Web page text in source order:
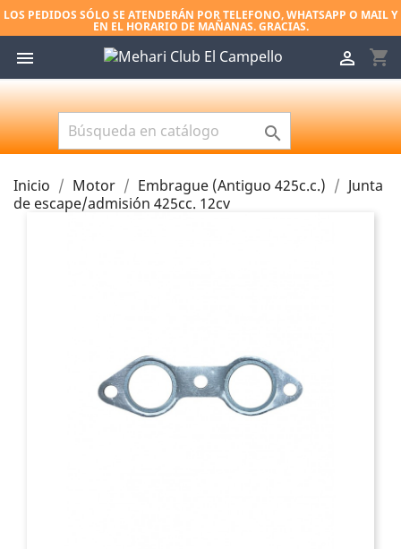
LOS PEDIDOS SÓLO SE ATENDERÁN POR TELEFONO, WHATSAPP O MAIL Y
EN EL HORARIO DE MAÑANAS. GRACIAS.
 shopping_cart


Inicio Motor Embrague (Antiguo 425c.c.)
Junta
de escape/admisión 425cc. 12cv